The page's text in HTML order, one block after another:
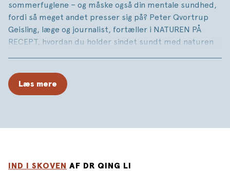
sommerfuglene – og måske også din mentale sundhed,
fordi så meget andet presser sig på? Peter Qvortrup
Geisling, læge og journalist, fortæller i NATUREN PÅ
RECEPT, hvordan du holder sindet sundt med naturen
reflektere over livet. Det er vigtige mentale vitaminer –
også for vores børn, der vokser op med iPad’en som
NATUREN PÅ RECEPT er desuden en stærk, personlig og
plante naturglæde og ro i sin lille datters sind.
Læs mere
IND I SKOVEN AF DR QING LI